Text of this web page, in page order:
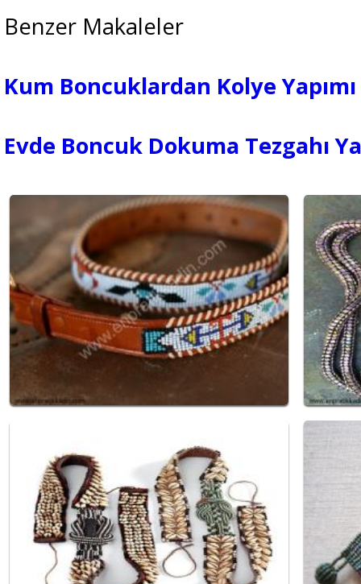
Benzer Makaleler
Kum Boncuklardan Kolye Yapımı
Evde Boncuk Dokuma Tezgahı